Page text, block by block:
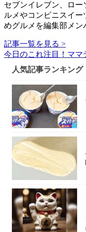
セブンイレブン、ロ
ルメやコンビニスイ
めグルメを編集部メン
記事一覧を見る >
今日のこれ注目！ママ
人気記事ランキング